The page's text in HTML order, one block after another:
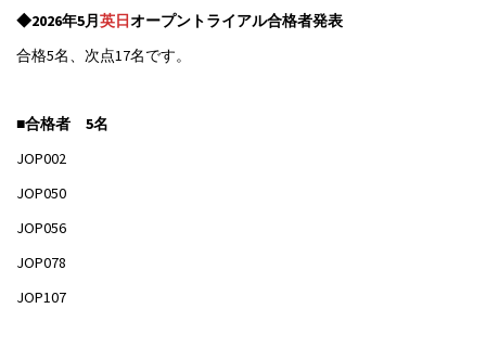
◆2026年5月英日オープントライアル合格者発表
合格5名、次点17名です。
■合格者 5名
JOP002
JOP050
JOP056
JOP078
JOP107